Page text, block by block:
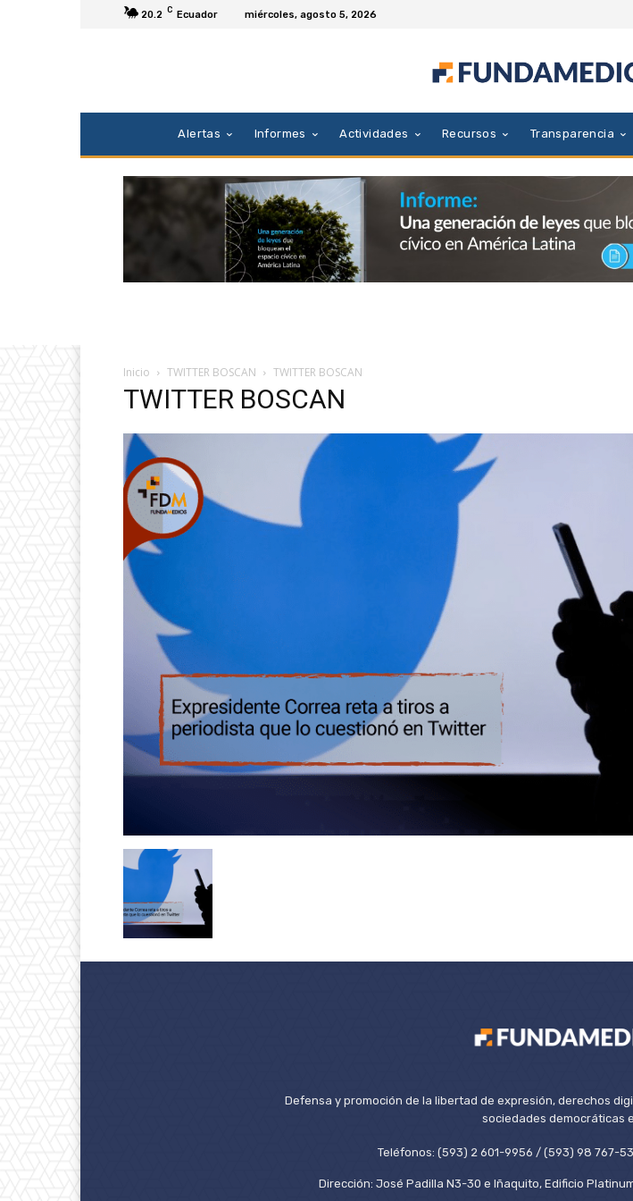
20.2 C Ecuador miércoles, agosto 5, 2026
Alertas Informes Actividades Recursos Transparencia
Inicio TWITTER BOSCAN TWITTER BOSCAN
TWITTER BOSCAN
Defensa y promoción de la libertad de expresión, derechos
sociedades democráticas
Teléfonos: (593) 2 601-9956 / (593) 98 767-
Dirección: José Padilla N3-30 e Iñaquito, Edificio